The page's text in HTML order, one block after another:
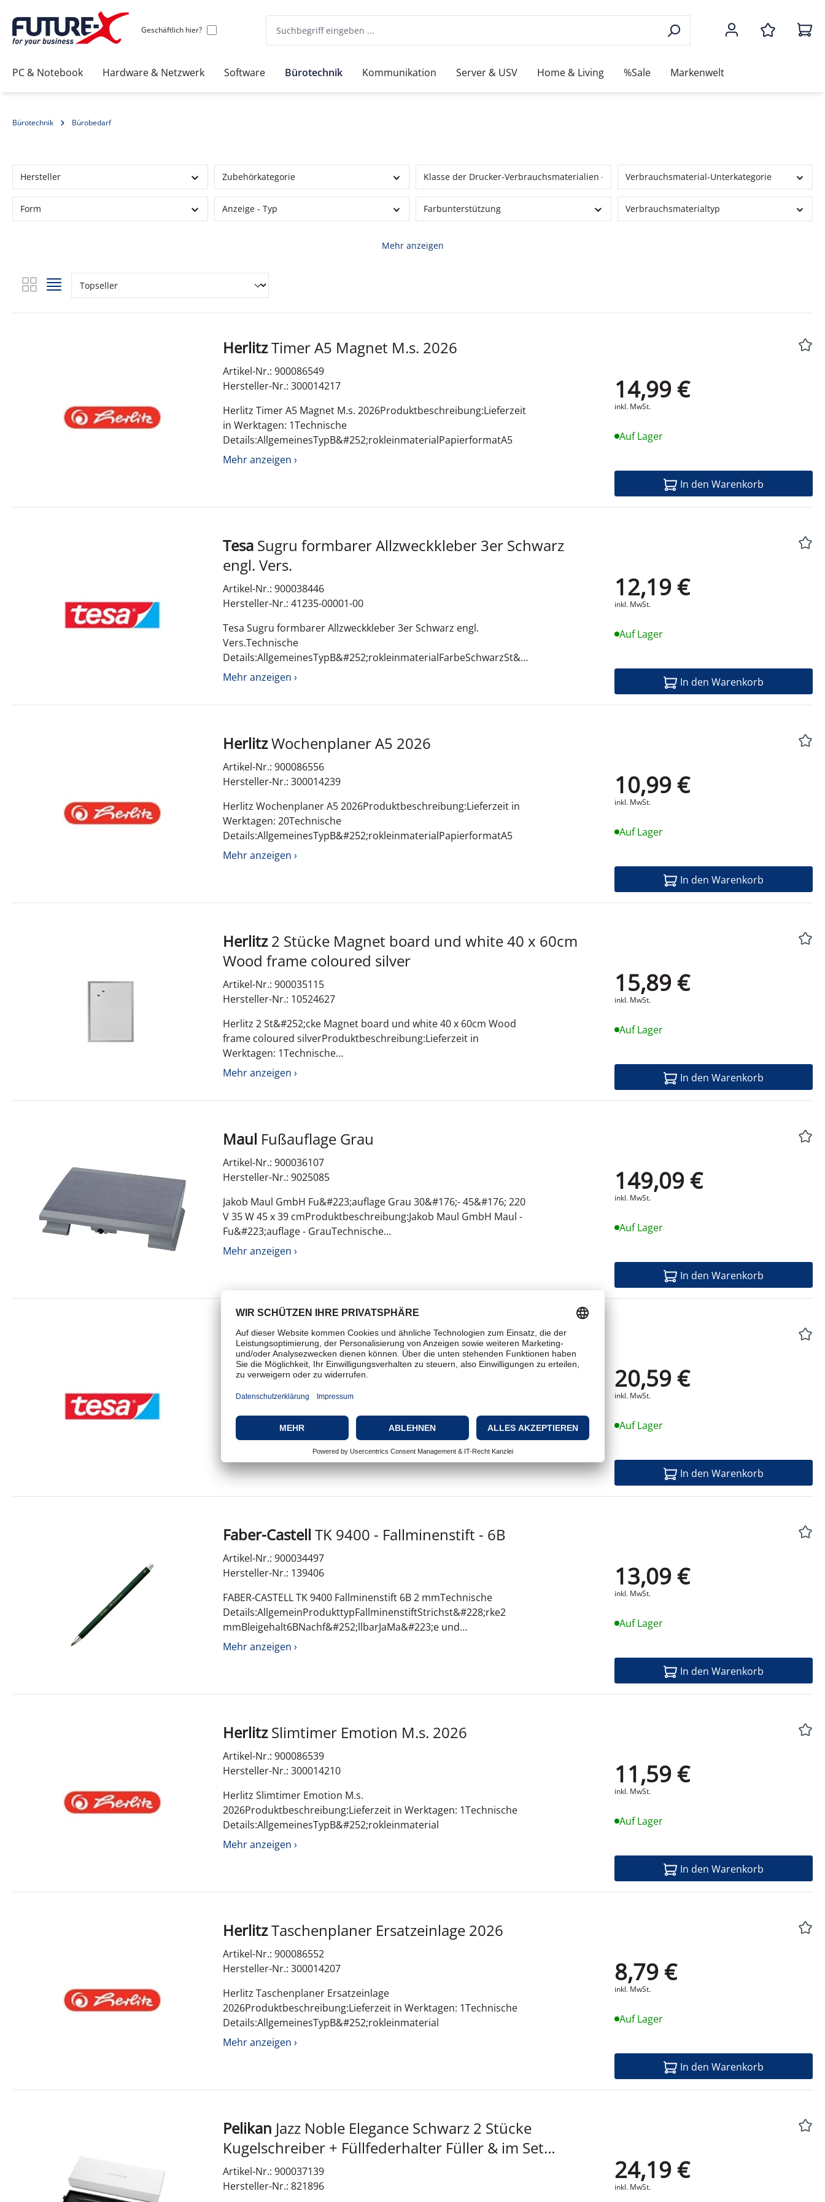
Geschäftlich hier?
PC & Notebook Hardware & Netzwerk Software Bürotechnik Kommunikation Server & USV Home & Living %Sale Markenwelt
Bürotechnik Bürobedarf
Hersteller Zubehörkategorie Klasse der Drucker-Verbrauchsmaterialien Verbrauchsmaterial-Unterkategorie
Form Anzeige - Typ Farbunterstützung Verbrauchsmaterialtyp
Mehr anzeigen
Herlitz Timer A5 Magnet M.s. 2026
Artikel-Nr.: 900086549
Hersteller-Nr.: 300014217
Herlitz Timer A5 Magnet M.s. 2026Produktbeschreibung:Lieferzeit
in Werktagen: 1Technische
Details:AllgemeinesTypB&#252;rokleinmaterialPapierformatA5
Mehr anzeigen ›
14,99 €
inkl. MwSt.
Auf Lager
In den Warenkorb
Tesa
engl. Vers.
Artikel-Nr.: 900038446
Hersteller-Nr.: 41235-00001-00
Tesa Sugru formbarer Allzweckkleber 3er Schwarz engl.
Vers.Technische
Details:AllgemeinesTypB&#252;rokleinmaterialFarbeSchwarzSt&#
252;ckzahl3er
Mehr anzeigen ›
12,19 €
inkl. MwSt.
Auf Lager
In den Warenkorb
Herlitz Wochenplaner A5 2026
Artikel-Nr.: 900086556
Hersteller-Nr.: 300014239
Herlitz Wochenplaner A5 2026Produktbeschreibung:Lieferzeit in
Werktagen: 20Technische
Details:AllgemeinesTypB&#252;rokleinmaterialPapierformatA5
Mehr anzeigen ›
10,99 €
inkl. MwSt.
Auf Lager
In den Warenkorb
Herlitz2 Stücke Magnet board und white 40 x 60cm
Wood frame coloured silver
Artikel-Nr.: 900035115
Hersteller-Nr.: 10524627
Herlitz 2 St&#252;cke Magnet board und white 40 x 60cm Wood
frame coloured silverProduktbeschreibung:Lieferzeit in
Werktagen: 1Technische
Details:AllgemeinesTypB&#252;rokleinmaterialAbmessungen600
x 400 mmMaterialStahlFarbeSilber; Wei&#223;St&#252;ckzahl2er
Mehr anzeigen ›
15,89 €
inkl. MwSt.
Auf Lager
In den Warenkorb
Maul Fußauflage Grau
Artikel-Nr.: 900036107
Hersteller-Nr.: 9025085
Jakob Maul GmbH Fu&#223;auflage Grau 30&#176;- 45&#176; 220
V 35 W 45 x 39 cmProduktbeschreibung:Jakob Maul GmbH Maul -
Fu&#223;auflage - GrauTechnische
Details:AllgemeinProdukttypFu&#223;auflageEinstellbare
H&#246;heJaNeigungsanpassungJaFarbeGrauMaterialKunststoff,
und GewichtBreite45 cmTiefe39
cmVerschiedenesKennzeichnungEMC
Mehr anzeigen ›
149,09 €
inkl. MwSt.
Auf Lager
In den Warenkorb
Tesa Sugru formbarer Allzweckkleber 8er Weiß
Artikel-Nr.: 900038470
Hersteller-Nr.: 41287-00000-01
Tesa Sugru formbarer Allzweckkleber 8er Wei&#223;Technische
Details:AllgemeinesTypB&#252;rokleinmaterialFarbeWei&#223;St
&#252;ckzahl8er
20,59 €
inkl. MwSt.
Auf Lager
In den Warenkorb
Faber-Castell TK 9400 - Fallminenstift - 6B
Artikel-Nr.: 900034497
Hersteller-Nr.: 139406
FABER-CASTELL TK 9400 Fallminenstift 6B 2 mmTechnische
Details:AllgemeinProdukttypFallminenstiftStrichst&#228;rke2
mmBleigehalt6BNachf&#252;llbarJaMa&#223;e und
GewichtL&#228;nge145 mmVerschiedenesSchaftSechseckig
Mehr anzeigen ›
13,09 €
inkl. MwSt.
Auf Lager
In den Warenkorb
Herlitz Slimtimer Emotion M.s. 2026
Artikel-Nr.: 900086539
Hersteller-Nr.: 300014210
Herlitz Slimtimer Emotion M.s.
2026Produktbeschreibung:Lieferzeit in Werktagen: 1Technische
Details:AllgemeinesTypB&#252;rokleinmaterial
Mehr anzeigen ›
11,59 €
inkl. MwSt.
Auf Lager
In den Warenkorb
Herlitz Taschenplaner Ersatzeinlage 2026
Artikel-Nr.: 900086552
Hersteller-Nr.: 300014207
Herlitz Taschenplaner Ersatzeinlage
2026Produktbeschreibung:Lieferzeit in Werktagen: 1Technische
Details:AllgemeinesTypB&#252;rokleinmaterial
Mehr anzeigen ›
8,79 €
inkl. MwSt.
Auf Lager
In den Warenkorb
Pelikan
Kugelschreiber + Füllfederhalter Füller & im Set
Carbon
Artikel-Nr.: 900037139
Hersteller-Nr.: 821896
24,19 €
inkl. MwSt.